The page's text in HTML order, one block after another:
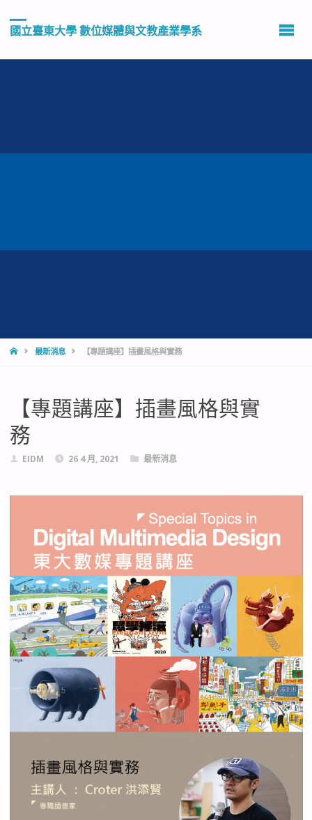
國立臺東大學 數位媒體與文教產業學系
HOME最新消息 【專題講座】插畫風格與實務
【專題講座】插畫風格與實
務
EIDM 26 4 月, 2021 最新消息